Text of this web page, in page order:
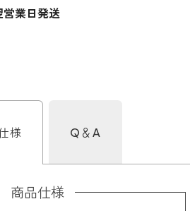
様 Q＆A
商品仕様